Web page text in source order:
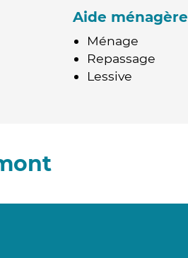
Aide ménagère
Ménage
Repassage
Lessive